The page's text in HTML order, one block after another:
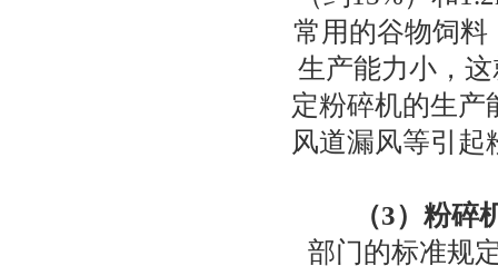
常用的谷物饲料
生产能力小，
定粉碎机的生产
风道漏风等引
（3）粉碎
部门的标准规